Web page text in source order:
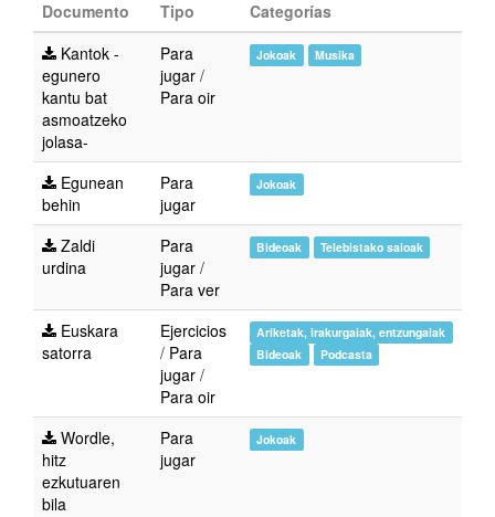
Documento Tipo
Categorías
Kantok -
egunero
kantu bat
asmoatzeko
jolasa-
Para
jugar /
Para oir
Jokoak Musika
Egunean
behin
Para
jugar
Jokoak
Zaldi
urdina
Para
jugar /
Para ver
Bideoak Telebistako saioak
Euskara
satorra
Ejercicios
/ Para
jugar /
Para oir
Ariketak, irakurgaiak, entzungaiak
Bideoak
Podcasta
Wordle,
hitz
ezkutuaren
bila
Para
jugar
Jokoak